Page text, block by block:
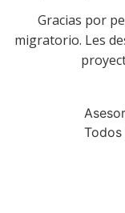
Gracias por
migratorio. Les